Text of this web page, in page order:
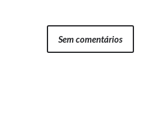
Sem comentários